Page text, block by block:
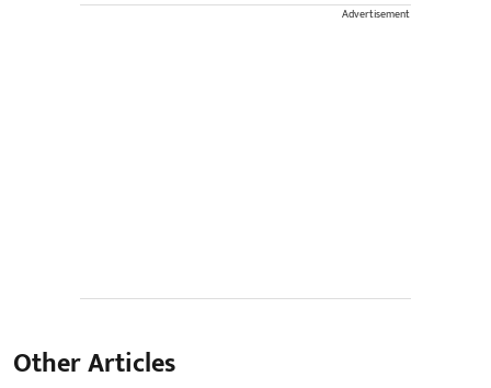
Advertisement
Other Articles